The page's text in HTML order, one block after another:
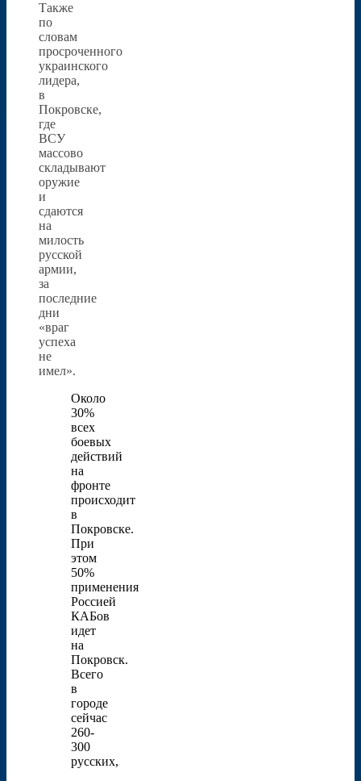
Также
по
словам
просроченного
украинского
лидера,
в
Покровске,
где
ВСУ
массово
складывают
оружие
и
сдаются
на
милость
русской
армии,
за
последние
дни
«враг
успеха
не
имел».
Около
30%
всех
боевых
действий
на
фронте
происходит
в
Покровске.
При
этом
50%
применения
Россией
КАБов
идет
на
Покровск.
Всего
в
городе
сейчас
260-
300
русских,